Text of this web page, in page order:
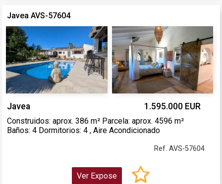
Javea AVS-57604
Javea 1.595.000 EUR
Construidos: aprox. 386 m² Parcela: aprox. 4596 m²
Baños: 4 Dormitorios: 4 , Aire Acondicionado
Ref. AVS-57604
Ver Expose